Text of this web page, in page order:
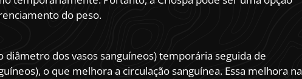
do peso.
dos vasos sanguíneos) temporária seguida de
o que melhora a circulação sanguínea. Essa melhora na